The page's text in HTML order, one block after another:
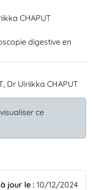
CHAPUT
digestive en
Dr Ulriikka CHAPUT
ce
jour le : 10/12/2024